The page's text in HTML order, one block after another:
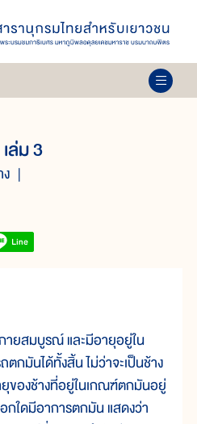
เล่ม 3
สมบูรณ์ และมีอายุอยู่ใน
กมันได้ทั้งสิ้น ไม่ว่าจะเป็นช้าง
ของช้างที่อยู่ในเกณฑ์ตกมันอยู่
กใดมีอาการตกมัน แสดงว่า